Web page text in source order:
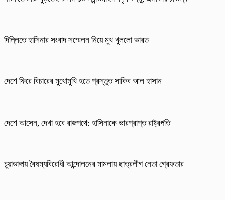
দিল্লিতে হাসিনার সংবাদ সম্মেলন নিয়ে মুখ খুললো ভারত
দেশে ফিরে বিচারের মুখোমুখি হতে প্রস্তুত সাকিব আল হাসান
দেশে আসেন, দেখা হবে রাজপথে: হাসিনাকে ভারপ্রাপ্ত রাষ্ট্রপতি
চুয়াডাঙ্গায় বৈষম্যবিরোধী আন্দোলনের মামলায় ছাত্রলীগ নেতা গ্রেফতার